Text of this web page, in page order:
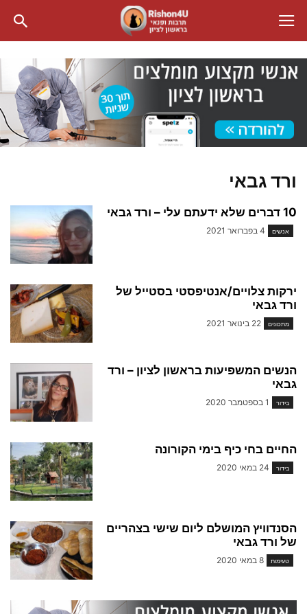
ורד גבאי
10 דברים שלא ידעתם עלי – ורד גבאי
אנשים 4 בפברואר 2021
ירקות צלויים/אנטיפסטי בסטייל של
ורד גבאי
מתכונים 22 בינואר 2021
הנשים המשפיעות בראשון לציון – ורד
גבאי
בידור 1 בספטמבר 2020
החיים בחי כיף בימי הקורונה
בידור 24 במאי 2020
הסנדוויץ המושלם ליום שישי בצהריים
של ורד גבאי
טעימות 8 במאי 2020